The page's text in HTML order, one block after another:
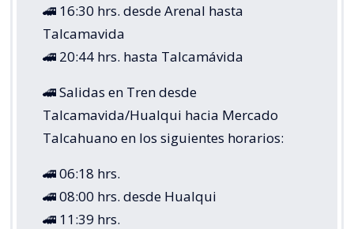
🚄 16:30 hrs. desde Arenal hasta
Talcamavida
🚄 20:44 hrs. hasta Talcamávida
🚄 Salidas en Tren desde
Talcamavida/Hualqui hacia Mercado
Talcahuano en los siguientes horarios:
🚄 06:18 hrs.
🚄 08:00 hrs. desde Hualqui
🚄 11:39 hrs.